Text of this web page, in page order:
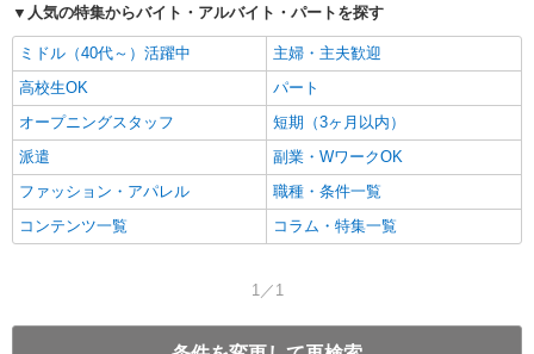
人気の特集からバイト・アルバイト・パートを探す
ミドル（40代～）活躍中
主婦・主夫歓迎
高校生OK
パート
オープニングスタッフ
短期（3ヶ月以内）
派遣
副業・WワークOK
ファッション・アパレル
職種・条件一覧
コンテンツ一覧
コラム・特集一覧
1／1